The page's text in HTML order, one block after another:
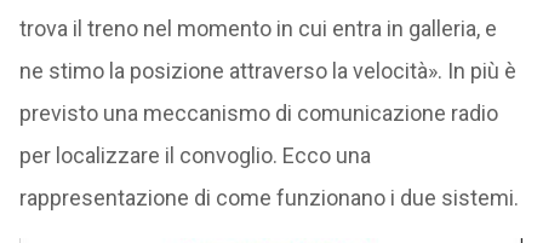
trova il treno nel momento in cui entra in galleria, e
ne stimo la posizione attraverso la velocità». In più è
previsto una meccanismo di comunicazione radio
per localizzare il convoglio. Ecco una
rappresentazione di come funzionano i due sistemi.